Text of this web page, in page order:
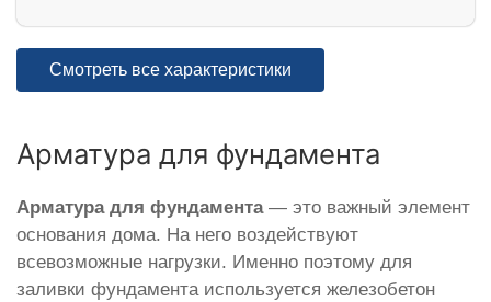
Смотреть все характеристики
Арматура для фундамента
Арматура для фундамента— это важный элемент
основания дома. На него воздействуют
всевозможные нагрузки. Именно поэтому для
заливки фундамента используется железобетон